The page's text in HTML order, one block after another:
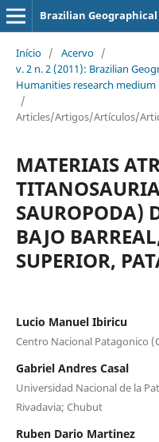
Brazilian
Início / Acervo /
v. 2 n. 2 (2011): Brazilian
Humanities research medium
/
Articles/Artigos/Artículos/
MATERIAIS
SAUROPODA)
BAJO
SUPERIOR,
Lucio Manuel Ibiricu
Centro Nacional Patagonico
Gabriel Andres Casal
Universidad Nacional de la
Rivadavia; Chubut
Ruben Dario Martinez